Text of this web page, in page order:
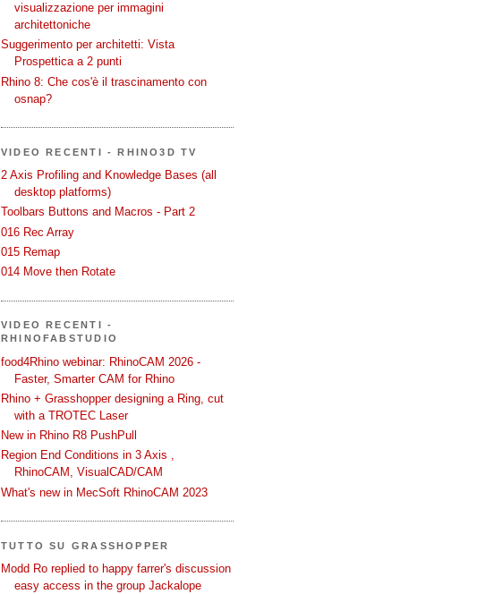
visualizzazione per immagini
architettoniche
Suggerimento per architetti: Vista
Prospettica a 2 punti
Rhino 8: Che cos'è il trascinamento con
osnap?
VIDEO RECENTI - RHINO3D TV
2 Axis Profiling and Knowledge Bases (all
desktop platforms)
Toolbars Buttons and Macros - Part 2
016 Rec Array
015 Remap
014 Move then Rotate
VIDEO RECENTI -
RHINOFABSTUDIO
food4Rhino webinar: RhinoCAM 2026 -
Faster, Smarter CAM for Rhino
Rhino + Grasshopper designing a Ring, cut
with a TROTEC Laser
New in Rhino R8 PushPull
Region End Conditions in 3 Axis ,
RhinoCAM, VisualCAD/CAM
What's new in MecSoft RhinoCAM 2023
TUTTO SU GRASSHOPPER
Modd Ro replied to happy farrer's discussion
easy access in the group Jackalope